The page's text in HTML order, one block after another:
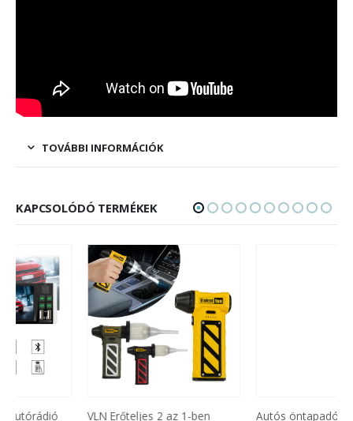
TOVÁBBI INFORMÁCIÓK
KAPCSOLÓDÓ TERMÉKEK
VLN Erőteljes 2 az 1-ben Autós öntapadós telefontartó